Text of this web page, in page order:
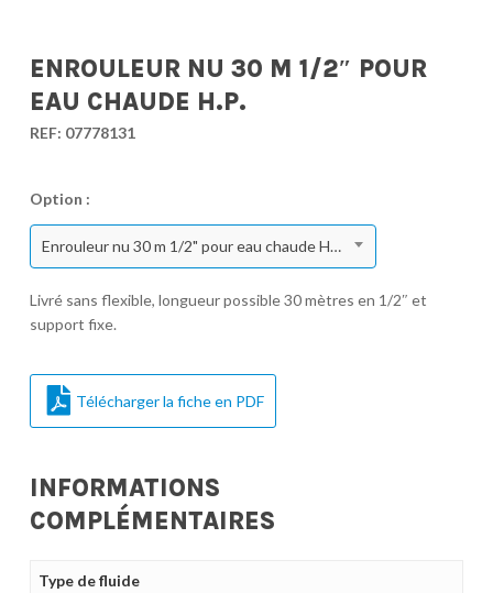
ENROULEUR NU 30 M 1/2″ POUR
EAU CHAUDE H.P.
REF: 07778131
Option :
Enrouleur nu 30 m 1/2" pour eau chaude H.P.
Livré sans flexible, longueur possible 30 mètres en 1/2″ et
support fixe.
Télécharger la fiche en PDF
INFORMATIONS
COMPLÉMENTAIRES
Type de fluide